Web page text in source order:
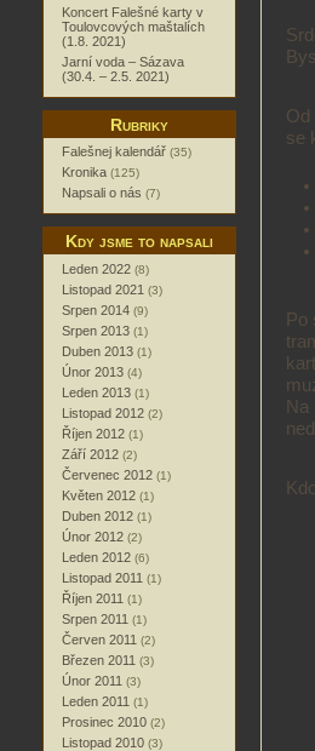
Koncert Falešné karty v
Toulovcových maštalích
(1.8. 2021)
Jarní voda – Sázava
(30.4. – 2.5. 2021)
Rubriky
Falešnej kalendář (35)
Kronika (125)
Napsali o nás (7)
Kdy jsme to napsali
Leden 2022 (8)
Listopad 2021 (3)
Srpen 2014 (9)
Srpen 2013 (1)
Duben 2013 (1)
Únor 2013 (4)
Leden 2013 (1)
Listopad 2012 (2)
Říjen 2012 (1)
Září 2012 (2)
Červenec 2012 (1)
Květen 2012 (1)
Duben 2012 (1)
Únor 2012 (2)
Leden 2012 (6)
Listopad 2011 (1)
Říjen 2011 (1)
Srpen 2011 (1)
Červen 2011 (2)
Březen 2011 (3)
Únor 2011 (3)
Leden 2011 (1)
Prosinec 2010 (2)
Listopad 2010 (3)
Od
se
Po